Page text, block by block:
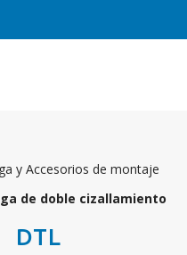
y Accesorios de montaje
de doble cizallamiento
DTL